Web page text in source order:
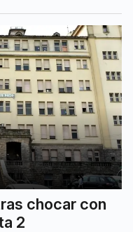
chocar con
2